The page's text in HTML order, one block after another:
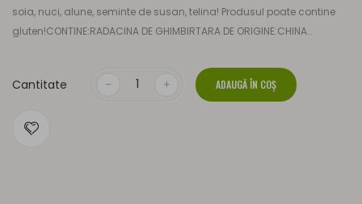
soia, nuci, alune, seminte de susan, telina! Produsul poate contine
gluten!CONTINE:RADACINA DE GHIMBIRTARA DE ORIGINE:CHINA..
Cantitate ADAUGĂ ÎN COŞ